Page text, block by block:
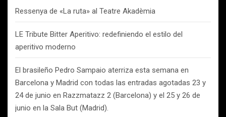
Ressenya de «La ruta» al Teatre Akadèmia
LE Tribute Bitter Aperitivo: redefiniendo el estilo del
aperitivo moderno
El brasileño Pedro Sampaio aterriza esta semana en
Barcelona y Madrid con todas las entradas agotadas 23 y
24 de junio en Razzmatazz 2 (Barcelona) y el 25 y 26 de
junio en la Sala But (Madrid).